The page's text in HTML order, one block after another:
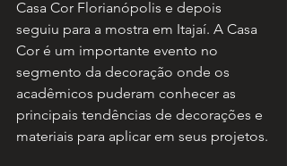
Casa Cor Florianópolis e depois
seguiu para a mostra em Itajaí. A Casa
Cor é um importante evento no
segmento da decoração onde os
acadêmicos puderam conhecer as
principais tendências de decorações e
materiais para aplicar em seus projetos.